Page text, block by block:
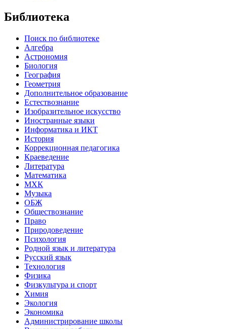
Библиотека
Поиск по библиотеке
Алгебра
Астрономия
Биология
География
Геометрия
Дополнительное образование
Естествознание
Изобразительное искусство
Иностранные языки
Информатика и ИКТ
История
Коррекционная педагогика
Краеведение
Литература
Математика
МХК
Музыка
ОБЖ
Обществознание
Право
Природоведение
Психология
Родной язык и литература
Русский язык
Технология
Физика
Физкультура и спорт
Химия
Экология
Экономика
Администрирование школы